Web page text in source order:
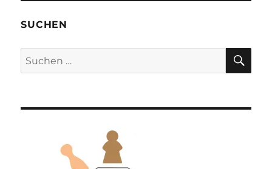
SUCHEN
Suchen
nach: